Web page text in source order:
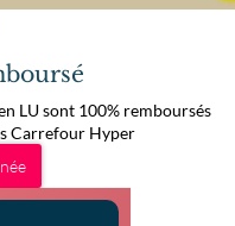
LU sont 100% remboursés
Carrefour Hyper